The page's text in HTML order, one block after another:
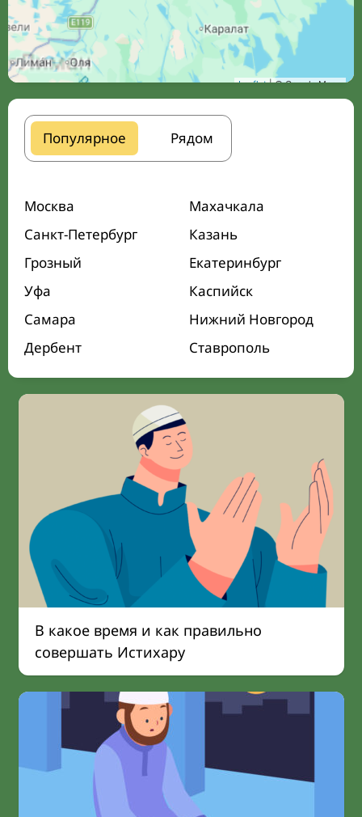
Leaflet| © Google Maps
Популярное Рядом
Москва
Махачкала
Санкт-Петербург
Казань
Грозный
Екатеринбург
Уфа
Каспийск
Самара
Нижний Новгород
Дербент
Ставрополь
В какое время и как правильно
совершать Истихару